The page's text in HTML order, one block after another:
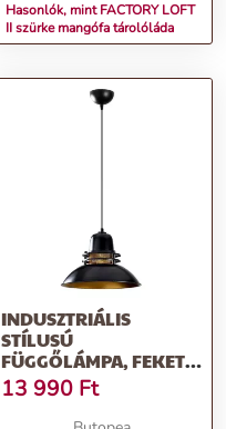
Hasonlók, mint FACTORY LOFT
II szürke mangófa tárolóláda
INDUSZTRIÁLIS
STÍLUSÚ
FÜGGŐLÁMPA, FEKETE
- FACTORY
13 990 Ft